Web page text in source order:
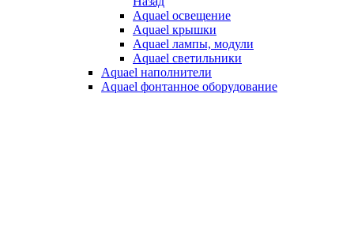
Aquael освещение
Aquael крышки
Aquael лампы, модули
Aquael светильники
Aquael наполнители
Aquael фонтанное оборудование